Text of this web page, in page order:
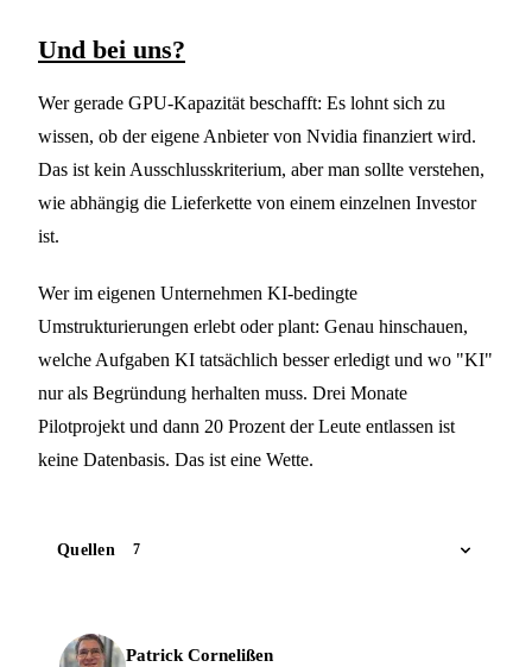
Und bei uns?
Wer gerade GPU-Kapazität beschafft: Es lohnt sich zu
wissen, ob der eigene Anbieter von Nvidia finanziert wird.
Das ist kein Ausschlusskriterium, aber man sollte verstehen,
wie abhängig die Lieferkette von einem einzelnen Investor
ist.
Wer im eigenen Unternehmen KI-bedingte
Umstrukturierungen erlebt oder plant: Genau hinschauen,
welche Aufgaben KI tatsächlich besser erledigt und wo "KI"
nur als Begründung herhalten muss. Drei Monate
Pilotprojekt und dann 20 Prozent der Leute entlassen ist
keine Datenbasis. Das ist eine Wette.
Quellen 7
Patrick Cornelißen